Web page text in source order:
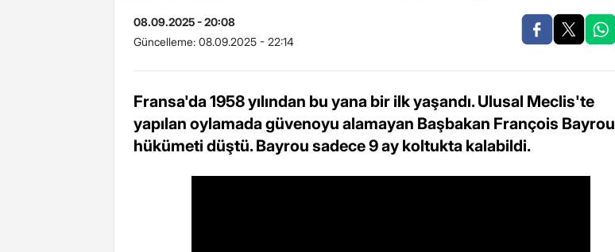
08.09.2025 - 20:08
Güncelleme: 08.09.2025 - 22:14
Fransa'da 1958 yılından bu yana bir ilk yaşandı. Ulusal Meclis'te
yapılan oylamada güvenoyu alamayan Başbakan François Bayrou
hükümeti düştü. Bayrou sadece 9 ay koltukta kalabildi.